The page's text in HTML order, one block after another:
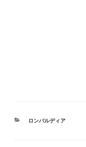
カ
ロンバルディア